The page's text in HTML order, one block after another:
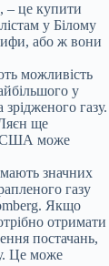
– це купити
у Білому
або ж вони
можливість
у
газу.
ще
США може
значних
газу
Якщо
отримати
постачань,
Це може